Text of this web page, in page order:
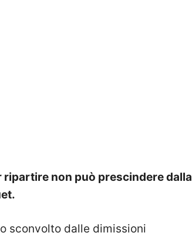
non può prescindere dalla
sconvolto dalle dimissioni